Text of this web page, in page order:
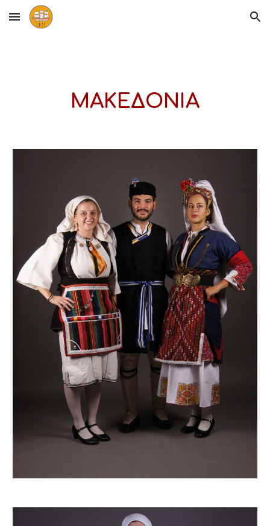
Skip to main content Skip to navigation
ΜΑΚΕΔΟΝΙΑ